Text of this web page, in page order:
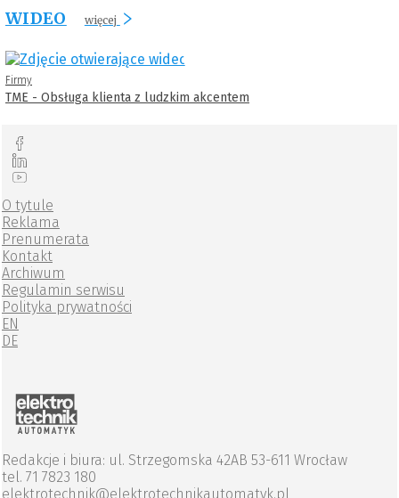
WIDEO więcej
Firmy
TME - Obsługa klienta z ludzkim akcentem
O tytule
Reklama
Prenumerata
Kontakt
Archiwum
Regulamin serwisu
Polityka prywatności
EN
DE
Redakcje i biura: ul. Strzegomska 42AB 53-611 Wrocław
tel. 71 7823 180
elektrotechnik@elektrotechnikautomatyk.pl